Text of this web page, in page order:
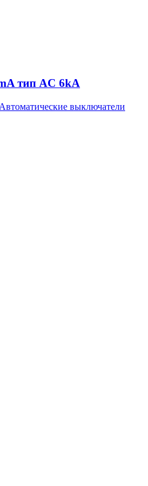
тип AC 6kA
Автоматические выключатели